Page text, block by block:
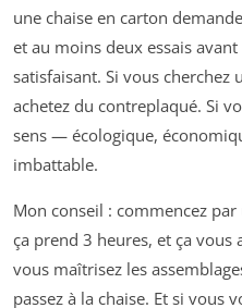
une chaise en carton
et au moins deux essais
satisfaisant. Si vous
achetez du contreplaqué. Si
sens — écologique,
imbattable.
Mon conseil : commencez
ça prend 3 heures, et ça vous
vous maîtrisez les
passez à la chaise. Et si vous